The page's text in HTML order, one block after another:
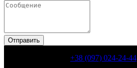
Отправить
+38 (097) 024-24-44